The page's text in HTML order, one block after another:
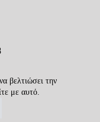
βελτιώσει την
με αυτό.